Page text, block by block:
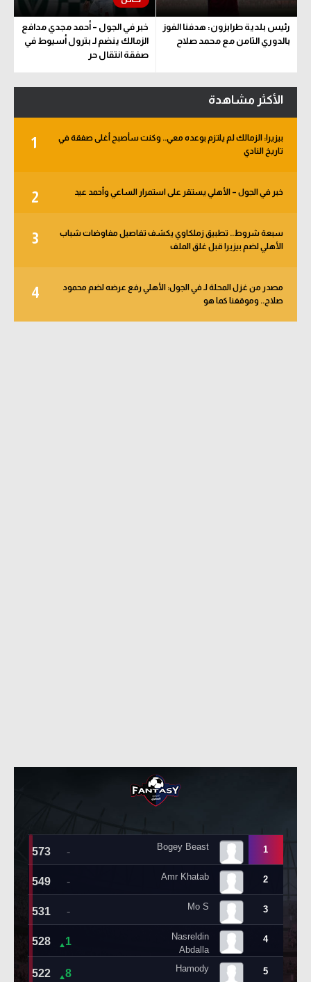
رئيس بلدية طرابزون: هدفنا الفوز
بالدوري الثامن مع محمد صلاح
خبر في الجول – أحمد مجدي مدافع
الزمالك ينضم لـ بترول أسيوط في
صفقة انتقال حر
الأكثر مشاهدة
1
بيزيرا: الزمالك لم يلتزم بوعده معي.. وكنت سأصبح أغلى صفقة في
تاريخ النادي
2 خبر في الجول – الأهلي يستقر على استمرار الساعي وأحمد عيد
3
سبعة شروط.. تطبيق زملكاوي يكشف تفاصيل مفاوضات شباب
الأهلي لضم بيزيرا قبل غلق الملف
4
مصدر من غزل المحلة لـ في الجول: الأهلي رفع عرضه لضم محمود
صلاح.. وموقفنا كما هو